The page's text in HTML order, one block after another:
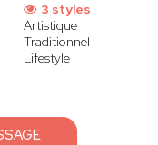
3 styles
Artistique
Traditionnel
Lifestyle